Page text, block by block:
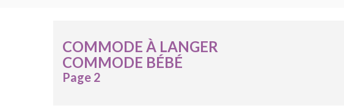
COMMODE À LANGER
COMMODE BÉBÉ
Page 2